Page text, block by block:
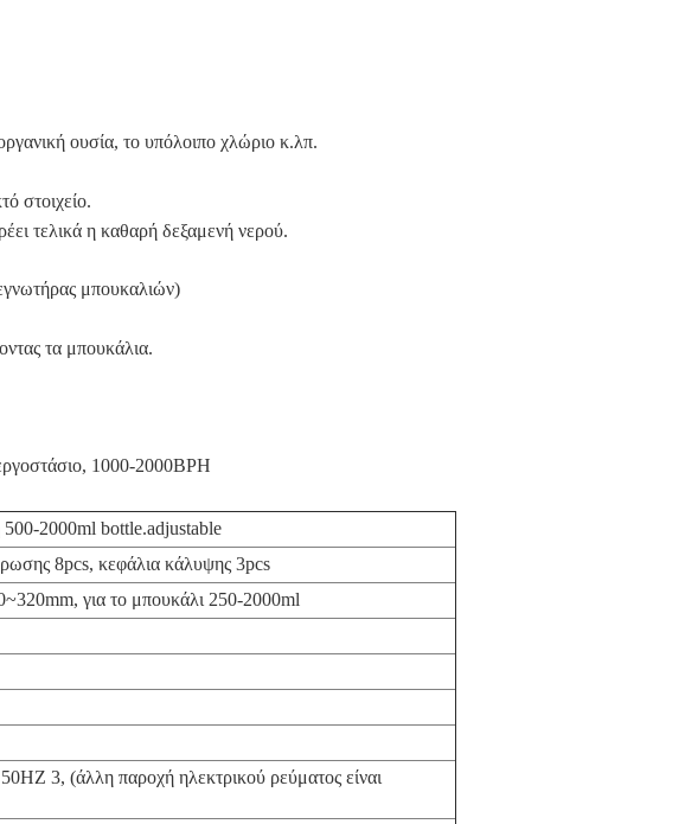
ουσία, το υπόλοιπο χλώριο κ.λπ.
στοιχείο.
τελικά η καθαρή δεξαμενή νερού.
μπουκαλιών)
τα μπουκάλια.
1000-2000BPH
2000ml bottle.adjustable
8pcs, κεφάλια κάλυψης 3pcs
για το μπουκάλι 250-2000ml
3, (άλλη παροχή ηλεκτρικού ρεύματος είναι